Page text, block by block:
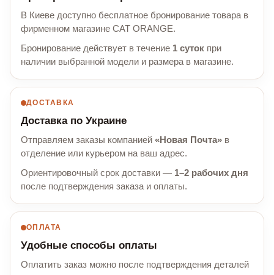
В Киеве доступно бесплатное бронирование товара в
фирменном магазине CAT ORANGE.
Бронирование действует в течение 1 суток при
наличии выбранной модели и размера в магазине.
ДОСТАВКА
Доставка по Украине
Отправляем заказы компанией «Новая Почта» в
отделение или курьером на ваш адрес.
Ориентировочный срок доставки — 1–2 рабочих дня
после подтверждения заказа и оплаты.
ОПЛАТА
Удобные способы оплаты
Оплатить заказ можно после подтверждения деталей